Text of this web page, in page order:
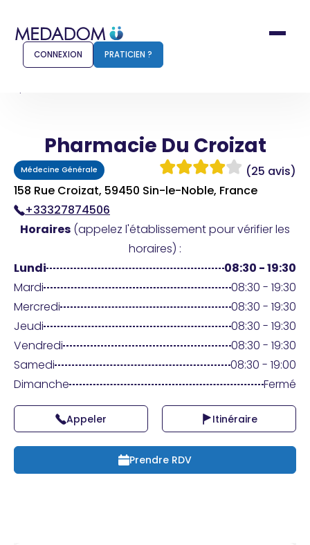
Comment ça marche ?
Pour les patients
Pharmacien
Connexion
Praticien ?
CONNEXION PRATICIEN ?
Pharmacie Du Croizat
Médecine Générale
(25 avis)
158 Rue Croizat, 59450 Sin-le-Noble, France
+33327874506
Horaires (appelez l'établissement pour vérifier les
horaires) :
Lundi
08:30 - 19:30
Mardi
08:30 - 19:30
Mercredi
08:30 - 19:30
Jeudi
08:30 - 19:30
Vendredi
08:30 - 19:30
Samedi
08:30 - 19:00
Dimanche
Fermé
Appeler Itinéraire
Prendre RDV